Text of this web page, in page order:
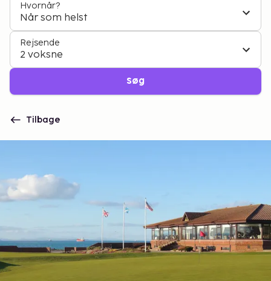
Hvornår?
Når som helst
Rejsende
2 voksne
Søg
Tilbage